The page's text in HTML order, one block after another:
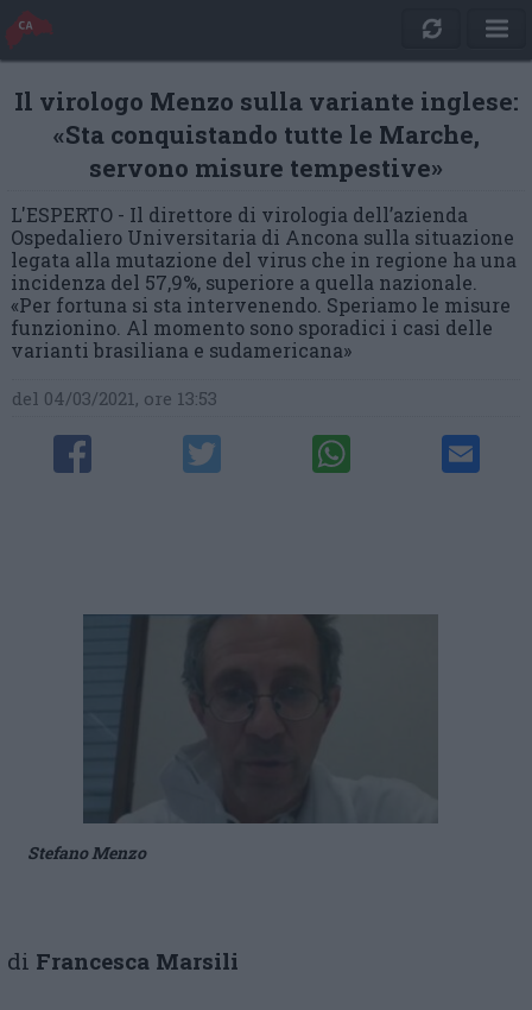
Il virologo Menzo sulla variante inglese:
«Sta conquistando tutte le Marche,
servono misure tempestive»
L'ESPERTO - Il direttore di virologia dell’azienda
Ospedaliero Universitaria di Ancona sulla situazione
legata alla mutazione del virus che in regione ha una
incidenza del 57,9%, superiore a quella nazionale.
«Per fortuna si sta intervenendo. Speriamo le misure
funzionino. Al momento sono sporadici i casi delle
varianti brasiliana e sudamericana»
del 04/03/2021, ore 13:53
Stefano Menzo
di Francesca Marsili